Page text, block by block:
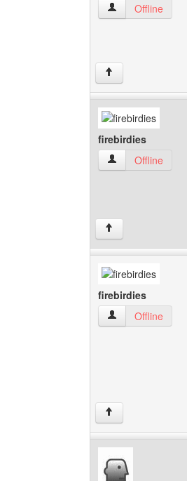
karo13 Benutzer-
Offline
↑
firebirdies
firebirdiesOffline
↑
firebirdies
firebirdiesOffline
↑